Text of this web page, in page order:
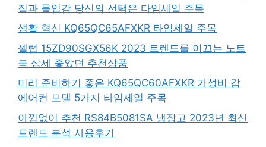
질과 몰입감 당신의 선택은 타임세일 주목
생활 혁신 KQ65QC65AFXKR 타임세일 주목
셀럽 15ZD90SGX56K 2023 트렌드를 이끄는 노트
북 상세 좋았던 추천상품
미리 준비하기 좋은 KQ65QC60AFXKR 가성비 갑
에어컨 모델 5가지 타임세일 주목
아낌없이 추천 RS84B5081SA 냉장고 2023년 최신
트렌드 분석 사용후기